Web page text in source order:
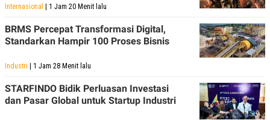
Internasional | 1 Jam 20 Menit lalu
BRMS Percepat Transformasi Digital,
Standarkan Hampir 100 Proses Bisnis
Industri | 1 Jam 28 Menit lalu
STARFINDO Bidik Perluasan Investasi
dan Pasar Global untuk Startup Industri